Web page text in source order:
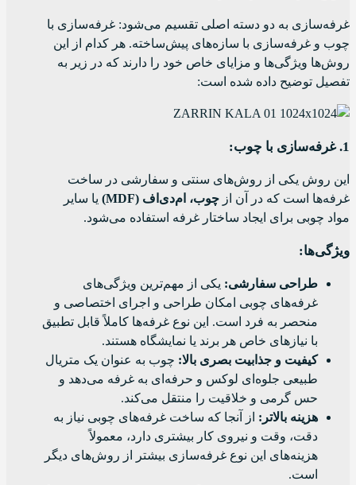
غرفه‌سازی به دو دسته اصلی تقسیم می‌شود: غرفه‌سازی با
چوب و غرفه‌سازی با سازه‌های پیش‌ساخته. هر کدام از این
روش‌ها ویژگی‌ها و مزایای خاص خود را دارند که در زیر به
تفصیل توضیح داده شده است:
1. غرفه‌سازی با چوب:
این روش یکی از روش‌های سنتی و سفارشی در ساخت
غرفه‌ها است که در آن از چوب، ام‌دی‌اف (MDF)
یا سایر
مواد چوبی برای ایجاد ساختار غرفه استفاده می‌شود.
ویژگی‌ها:
طراحی سفارشی: یکی از مهم‌ترین ویژگی‌های
غرفه‌های چوبی امکان طراحی و اجرای اختصاصی و
منحصر به فرد است. این نوع غرفه‌ها کاملاً قابل تطبیق
با نیازهای خاص هر برند یا نمایشگاه هستند.
کیفیت و جذابیت بصری بالا: چوب به عنوان یک متریال
طبیعی جلوه‌ای لوکس و حرفه‌ای به غرفه می‌دهد و
حس گرمی و خلاقیت را منتقل می‌کند.
هزینه بالاتر: از آنجا که ساخت غرفه‌های چوبی نیاز به
دقت، وقت و نیروی کار بیشتری دارد، معمولاً
هزینه‌های این نوع غرفه‌سازی بیشتر از روش‌های دیگر
است.